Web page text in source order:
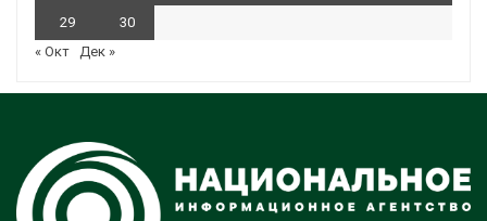
29
30
« Окт Дек »